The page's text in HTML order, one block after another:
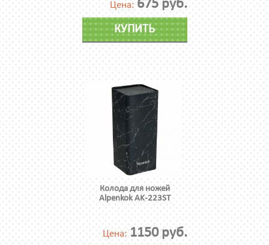
Цена: 675 руб.
КУПИТЬ
Колода для ножей
Alpenkok AK-223ST
Цена: 1150 руб.